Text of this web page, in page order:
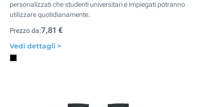
personalizzati che studenti universitari e impiegati potranno
utilizzare quotidianamente.
Prezzo da:7,81 €
Vedi dettagli >